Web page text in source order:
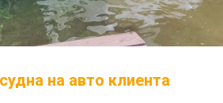
на авто клиента